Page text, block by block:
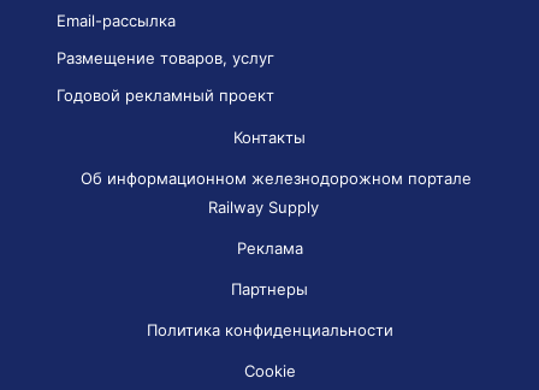
Email-рассылка
Размещение товаров, услуг
Годовой рекламный проект
Контакты
Об информационном железнодорожном портале
Railway Supply
Реклама
Партнеры
Политика конфиденциальности
Cookie